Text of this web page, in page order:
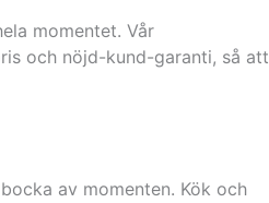
momentet. Vår
och nöjd-kund-garanti, så att
av momenten. Kök och